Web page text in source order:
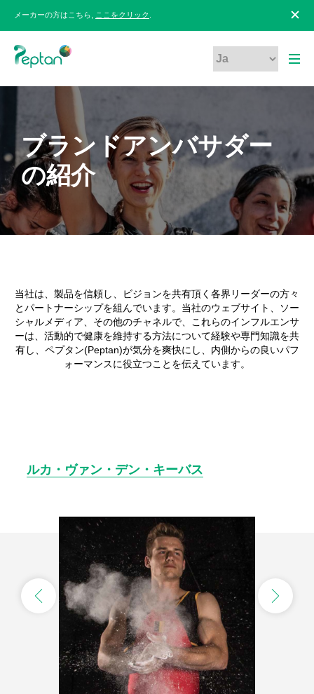
メーカーの方はこちら, ここをクリック
ブランドアンバサダー
の紹介
当社は、製品を信頼し、ビジョンを共有頂く各界リーダーの方々
とパートナーシップを組んでいます。当社のウェブサイト、ソー
シャルメディア、その他のチャネルで、これらのインフルエンサ
ーは、活動的で健康を維持する方法について経験や専門知識を共
有し、ペプタン(Peptan)が気分を爽快にし、内側からの良いパフ
ォーマンスに役立つことを伝えています。
ルカ・ヴァン・デン・キーバス